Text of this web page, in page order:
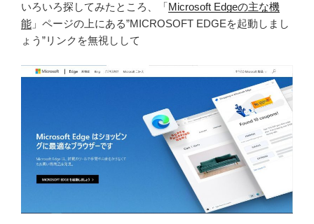
いろいろ探してみたところ、「 Microsoft Edgeの主な機
能 」ページの上にある”MICROSOFT EDGEを起動しまし
ょう”リンクを無視しして